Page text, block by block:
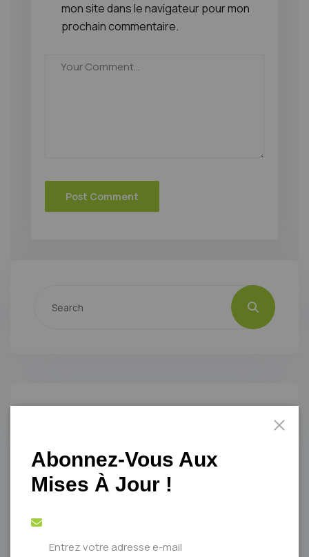
mon site dans le navigateur pour mon
prochain commentaire.
007-bsb-casino.com
Abonnez-Vous Aux
Mises À Jour !